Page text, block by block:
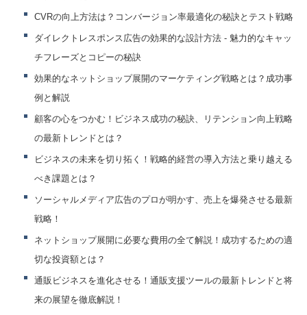
CVRの向上方法は？コンバージョン率最適化の秘訣とテスト戦略
ダイレクトレスポンス広告の効果的な設計方法 - 魅力的なキャッ
チフレーズとコピーの秘訣
効果的なネットショップ展開のマーケティング戦略とは？成功事
例と解説
顧客の心をつかむ！ビジネス成功の秘訣、リテンション向上戦略
の最新トレンドとは？
ビジネスの未来を切り拓く！戦略的経営の導入方法と乗り越える
べき課題とは？
ソーシャルメディア広告のプロが明かす、売上を爆発させる最新
戦略！
ネットショップ展開に必要な費用の全て解説！成功するための適
切な投資額とは？
通販ビジネスを進化させる！通販支援ツールの最新トレンドと将
来の展望を徹底解説！